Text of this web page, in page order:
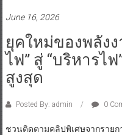
June 16, 2026
ยุคใหม่ของพลัง
ไฟ” สู่ “บริหารไ
สูงสุด
Posted By: admin 0
ชวนติดตามคลิปพิเศษจากรายก